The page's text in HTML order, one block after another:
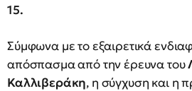
15.
Σύμφωνα με το εξαιρετικά
απόσπασμα από την έρευνα του
Καλλιβεράκη, η σύγχυση και η